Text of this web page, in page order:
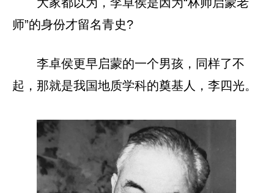
师”的身份才留名青史?
李卓侯更早启蒙的一个男孩，同样了不
起，那就是我国地质学科的奠基人，李四光。